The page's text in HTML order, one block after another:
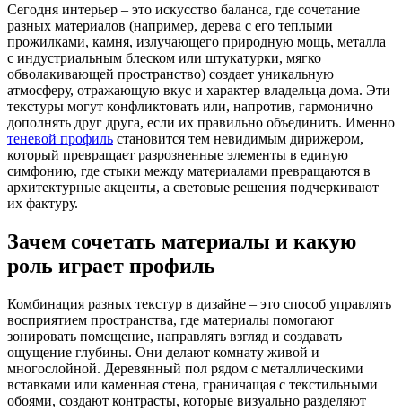
Сегодня интерьер – это искусство баланса, где сочетание
разных материалов (например, дерева с его теплыми
прожилками, камня, излучающего природную мощь, металла
с индустриальным блеском или штукатурки, мягко
обволакивающей пространство) создает уникальную
атмосферу, отражающую вкус и характер владельца дома. Эти
текстуры могут конфликтовать или, напротив, гармонично
дополнять друг друга, если их правильно объединить. Именно
теневой профиль становится тем невидимым дирижером,
который превращает разрозненные элементы в единую
симфонию, где стыки между материалами превращаются в
архитектурные акценты, а световые решения подчеркивают
их фактуру.
Зачем сочетать материалы и какую
роль играет профиль
Комбинация разных текстур в дизайне – это способ управлять
восприятием пространства, где материалы помогают
зонировать помещение, направлять взгляд и создавать
ощущение глубины. Они делают комнату живой и
многослойной. Деревянный пол рядом с металлическими
вставками или каменная стена, граничащая с текстильными
обоями, создают контрасты, которые визуально разделяют